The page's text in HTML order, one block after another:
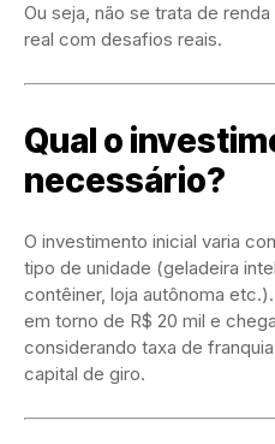
Ou seja, não se trata de
real com desafios reais.
Qual o
necessário?
O investimento inicial varia
tipo de unidade (geladeira
contêiner, loja autônoma
em torno de R$ 20 mil e
considerando taxa de
capital de giro.